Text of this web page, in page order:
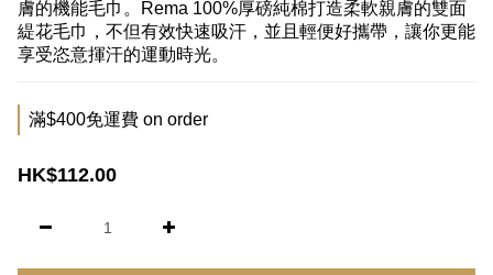
膚的機能毛巾。Rema 100%厚磅純棉打造柔軟親膚的雙面
緹花毛巾，不但有效快速吸汗，並且輕便好攜帶，讓你更能
享受恣意揮汗的運動時光。
滿$400免運費 on order
HK$112.00